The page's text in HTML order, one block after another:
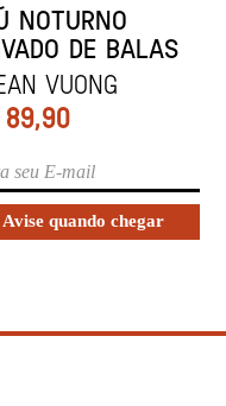
NOTURNO
DE BALAS
Vuong
89,90